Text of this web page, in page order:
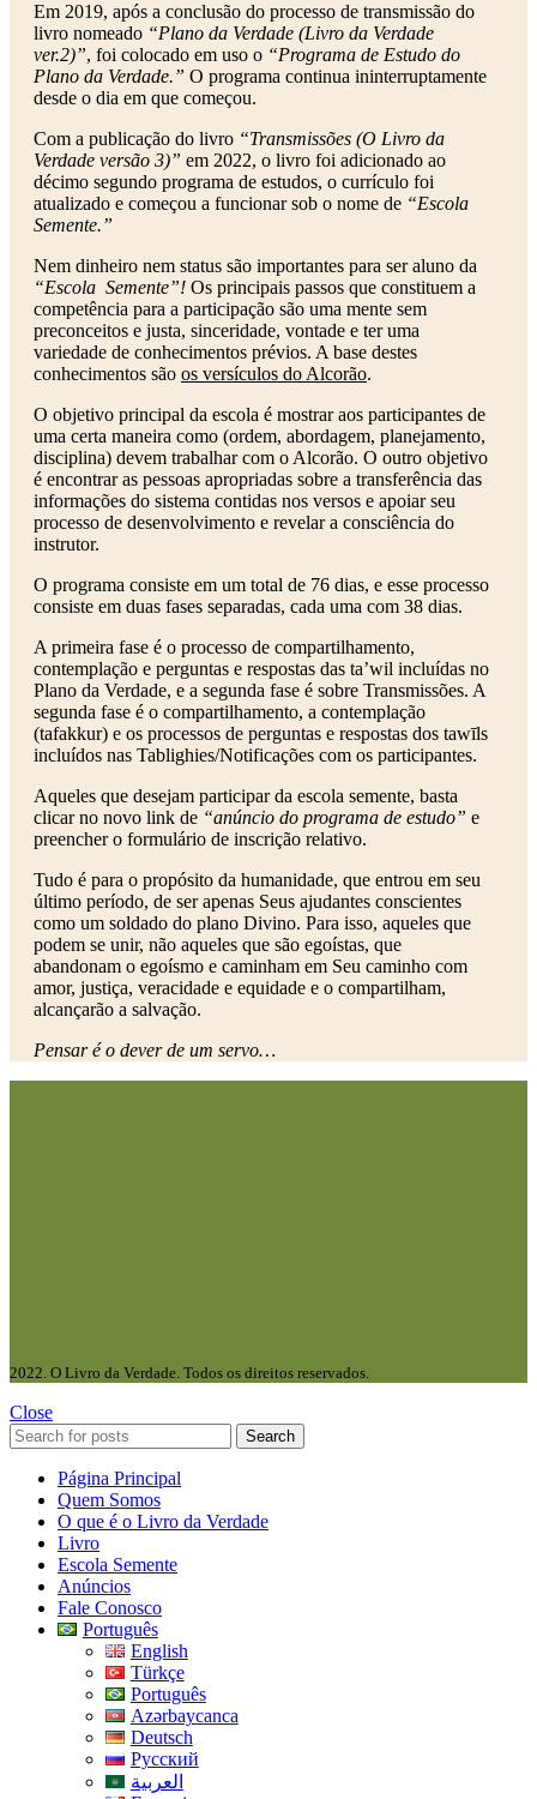
Em 2019, após a conclusão do processo de transmissão do
livro nomeado “Plano da Verdade (Livro da Verdade
ver.2)”, foi colocado em uso o “Programa de Estudo do
Plano da Verdade.” O programa continua ininterruptamente
desde o dia em que começou.
Com a publicação do livro “Transmissões (O Livro da
Verdade versão 3)” em 2022, o livro foi adicionado ao
décimo segundo programa de estudos, o currículo foi
atualizado e começou a funcionar sob o nome de “Escola
Semente.”
Nem dinheiro nem status são importantes para ser aluno da
“Escola Semente”! Os principais passos que constituem a
competência para a participação são uma mente sem
preconceitos e justa, sinceridade, vontade e ter uma
variedade de conhecimentos prévios. A base destes
conhecimentos são os versículos do Alcorão.
O objetivo principal da escola é mostrar aos participantes de
uma certa maneira como (ordem, abordagem, planejamento,
disciplina) devem trabalhar com o Alcorão. O outro objetivo
é encontrar as pessoas apropriadas sobre a transferência das
informações do sistema contidas nos versos e apoiar seu
processo de desenvolvimento e revelar a consciência do
instrutor.
O programa consiste em um total de 76 dias, e esse processo
consiste em duas fases separadas, cada uma com 38 dias.
A primeira fase é o processo de compartilhamento,
contemplação e perguntas e respostas das ta’wil incluídas no
Plano da Verdade, e a segunda fase é sobre Transmissões. A
segunda fase é o compartilhamento, a contemplação
(tafakkur) e os processos de perguntas e respostas dos tawīls
incluídos nas Tablighies/Notificações com os participantes.
Aqueles que desejam participar da escola semente, basta
clicar no novo link de “anúncio do programa de estudo” e
preencher o formulário de inscrição relativo.
Tudo é para o propósito da humanidade, que entrou em seu
último período, de ser apenas Seus ajudantes conscientes
como um soldado do plano Divino. Para isso, aqueles que
podem se unir, não aqueles que são egoístas, que
abandonam o egoísmo e caminham em Seu caminho com
amor, justiça, veracidade e equidade e o compartilham,
alcançarão a salvação.
Pensar é o dever de um servo…
2022. O Livro da Verdade. Todos os direitos reservados.
Close
Search
Página Principal
Quem Somos
O que é o Livro da Verdade
Livro
Escola Semente
Anúncios
Fale Conosco
Português
English
Türkçe
Português
Azərbaycanca
Deutsch
Русский
العربية